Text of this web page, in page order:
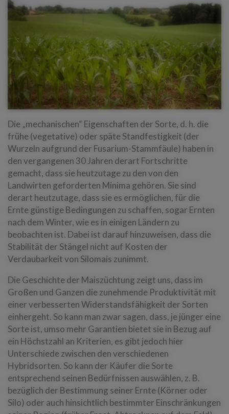
Die „mechanischen“ Eigenschaften der Sorte, d. h. die
frühe (vegetative) oder späte Standfestigkeit (der
Wurzeln aufgrund der Fusarium-Stammfäule) haben in
den vergangenen 30 Jahren derart Fortschritte
gemacht, dass sie heutzutage zu den von den
Landwirten geforderten Minima gehören. Sie sind
derart heutzutage, dass sie es ermöglichen, für die
Ernte günstige Bedingungen zu schaffen, sogar Ernten
nach dem Winter, wie es in einigen Ländern zu
beobachten ist. Dabei ist darauf hinzuweisen, dass die
Stabilität der Stängel nicht auf Kosten der
Verdaubarkeit von Silomais zunimmt.
Die Geschichte der Maiszüchtung zeigt uns, dass im
Großen und Ganzen die zunehmende Produktivität mit
einer verbesserten Widerstandsfähigkeit der Sorten
einhergeht. So kann man zwar sagen, dass, je jünger eine
Sorte ist, umso mehr Garantien bietet sie in Bezug auf
ein Höchstzahl an Kriterien, es gibt jedoch hier
Unterschiede zwischen den verschiedenen
Hybridsorten. So kann der Käufer die Sorte
entsprechend seinen Bedürfnissen auswählen, z. B.
bezüglich der Bestimmung seiner Ernte (Körner oder
Silo) oder auch hinsichtlich bestimmter Einschränkungen